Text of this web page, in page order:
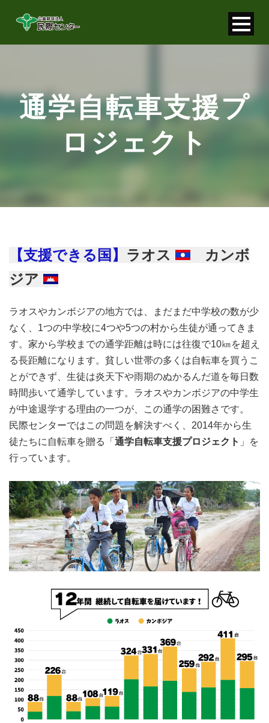
FAQ
お問い合わせ
寄付する
通学自転車支援プ
ロジェクト
【支援できる国】 ラオス
カンボ
ジア
ラオスやカンボジアの地方では、まだまだ中学校の数が少
なく、1つの中学校に4つや5つの村から生徒が通ってきま
す。家から学校までの通学距離は時には往復で10㎞を超え
る長距離になります。貧しい世帯の多くは自転車を買うこ
とができず、生徒は炎天下や雨期のぬかるんだ道を毎日数
時間歩いて通学しています。ラオスやカンボジアの中学生
が中途退学する理由の一つが、この通学の困難さです。
民際センターではこの問題を解決すべく、2014年から生
徒たちに自転車を贈る「 通学自転車支援プロジェクト 」を
行っています。